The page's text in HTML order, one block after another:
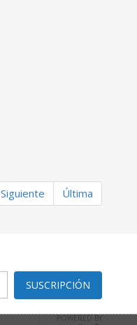
Siguiente Última
SUSCRIPCIÓN
POWERED BY